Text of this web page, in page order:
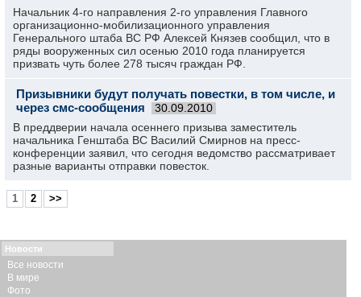
Начальник 4-го направления 2-го управления Главного
организационно-мобилизационного управления
Генерального штаба ВС РФ Алексей Князев сообщил, что в
ряды вооруженных сил осенью 2010 года планируется
призвать чуть более 278 тысяч граждан РФ.
Призывники будут получать повестки, в том числе, и
через смс-сообщения
30.09.2010
В преддверии начала осеннего призыва заместитель
начальника Генштаба ВС Василий Смирнов на пресс-
конференции заявил, что сегодня ведомство рассматривает
разные варианты отправки повесток.
1 2 >>
Новости
Все новости
В мире
Фото